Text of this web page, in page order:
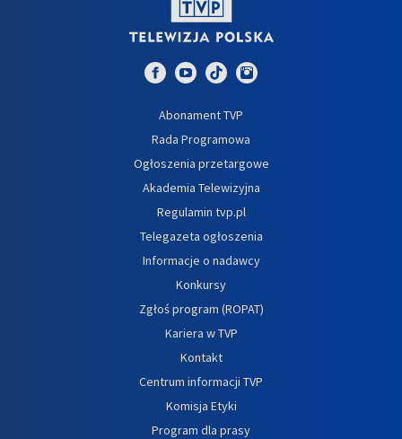
Abonament TVP
Rada Programowa
Ogłoszenia przetargowe
Akademia Telewizyjna
Regulamin tvp.pl
Telegazeta ogłoszenia
Informacje o nadawcy
Konkursy
Zgłoś program (ROPAT)
Kariera w TVP
Kontakt
Centrum informacji TVP
Komisja Etyki
Program dla prasy